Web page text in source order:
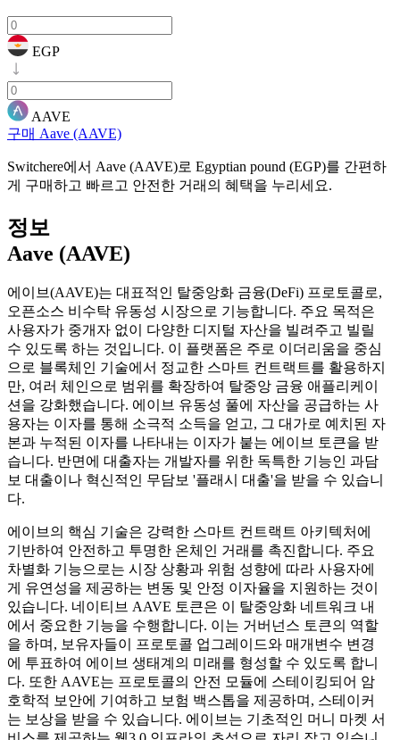
EGP
AAVE
구매 Aave (AAVE)
Switchere에서 Aave (AAVE)로 Egyptian pound (EGP)를 간편하
게 구매하고 빠르고 안전한 거래의 혜택을 누리세요.
정보
Aave (AAVE)
에이브(AAVE)는 대표적인 탈중앙화 금융(DeFi) 프로토콜로,
오픈소스 비수탁 유동성 시장으로 기능합니다. 주요 목적은
사용자가 중개자 없이 다양한 디지털 자산을 빌려주고 빌릴
수 있도록 하는 것입니다. 이 플랫폼은 주로 이더리움을 중심
으로 블록체인 기술에서 정교한 스마트 컨트랙트를 활용하지
만, 여러 체인으로 범위를 확장하여 탈중앙 금융 애플리케이
션을 강화했습니다. 에이브 유동성 풀에 자산을 공급하는 사
용자는 이자를 통해 소극적 소득을 얻고, 그 대가로 예치된 자
본과 누적된 이자를 나타내는 이자가 붙는 에이브 토큰을 받
습니다. 반면에 대출자는 개발자를 위한 독특한 기능인 과담
보 대출이나 혁신적인 무담보 '플래시 대출'을 받을 수 있습니
다.
에이브의 핵심 기술은 강력한 스마트 컨트랙트 아키텍처에
기반하여 안전하고 투명한 온체인 거래를 촉진합니다. 주요
차별화 기능으로는 시장 상황과 위험 성향에 따라 사용자에
게 유연성을 제공하는 변동 및 안정 이자율을 지원하는 것이
있습니다. 네이티브 AAVE 토큰은 이 탈중앙화 네트워크 내
에서 중요한 기능을 수행합니다. 이는 거버넌스 토큰의 역할
을 하며, 보유자들이 프로토콜 업그레이드와 매개변수 변경
에 투표하여 에이브 생태계의 미래를 형성할 수 있도록 합니
다. 또한 AAVE는 프로토콜의 안전 모듈에 스테이킹되어 암
호학적 보안에 기여하고 보험 백스톱을 제공하며, 스테이커
는 보상을 받을 수 있습니다. 에이브는 기초적인 머니 마켓 서